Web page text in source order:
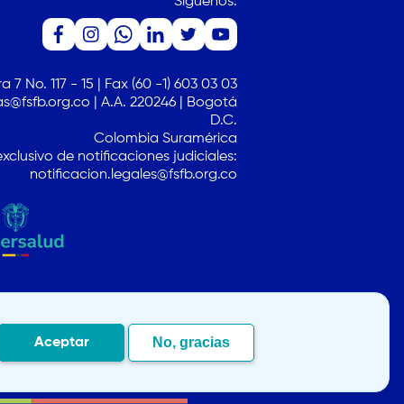
7 No. 117 - 15 | Fax (60 -1) 603 03 03
| A.A. 220246 | Bogotá
D.C.
Colombia Suramérica
de notificaciones judiciales:
notificacion.legales@fsfb.org.co
Aceptar No, gracias